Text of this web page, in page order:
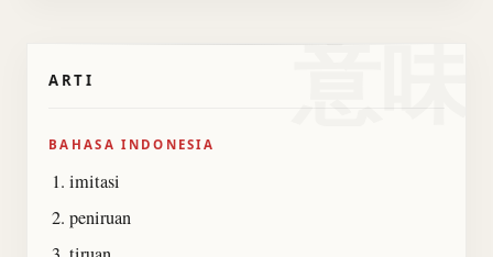
意味
ARTI
BAHASA INDONESIA
imitasi
peniruan